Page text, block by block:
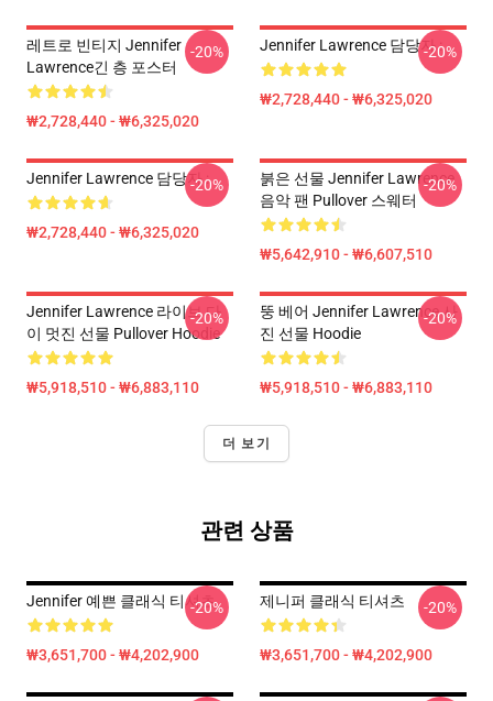
레트로 빈티지 Jennifer
Lawrence긴 층 포스터
₩2,728,440 - ₩6,325,020
-20% Jennifer Lawrence 담당자 :
₩2,728,440 - ₩6,325,020
-20%
Jennifer Lawrence 담당자 :
₩2,728,440 - ₩6,325,020
-20%
붉은 선물 Jennifer Lawrence
음악 팬 Pullover 스웨터
₩5,642,910 - ₩6,607,510
-20%
Jennifer Lawrence 라이브 다
이 멋진 선물 Pullover Hoodie
₩5,918,510 - ₩6,883,110
-20%
뚱 베어 Jennifer Lawrence 사
진 선물 Hoodie
₩5,918,510 - ₩6,883,110
-20%
더 보기
관련 상품
Jennifer 예쁜 클래식 티셔츠
₩3,651,700 - ₩4,202,900
-20% 제니퍼 클래식 티셔츠
₩3,651,700 - ₩4,202,900
-20%